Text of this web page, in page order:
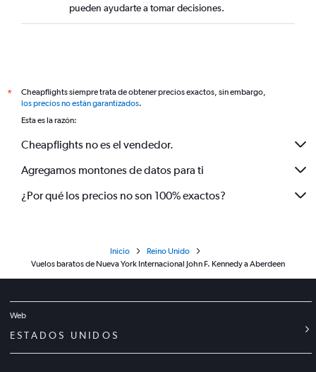
pueden ayudarte a tomar decisiones.
*
Cheapflights siempre trata de obtener precios exactos, sin embargo,
los precios no están garantizados.
Esta es la razón:
Cheapflights no es el vendedor.
Agregamos montones de datos para ti
¿Por qué los precios no son 100% exactos?
Inicio
Reino Unido
Vuelos baratos de Nueva York Internacional John F. Kennedy a Aberdeen
Web
ESTADOS UNIDOS